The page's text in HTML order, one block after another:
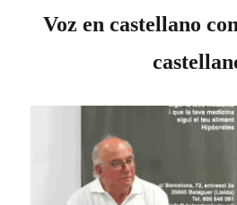
Voz en castellano